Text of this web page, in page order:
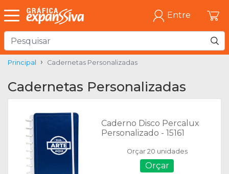
Entre
Principal Cadernetas Personalizadas
Cadernetas Personalizadas
Caderno Disco Percalux
Personalizado - 15161
Orçar 20 unidades
Orçar